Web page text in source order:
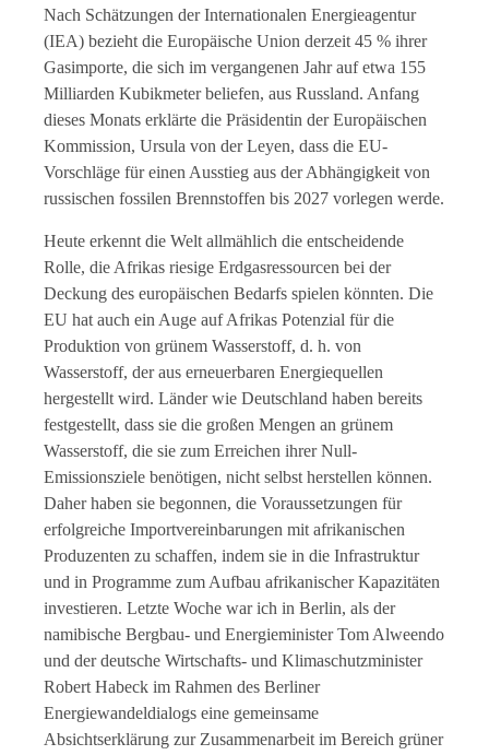
Nach Schätzungen der Internationalen Energieagentur
(IEA) bezieht die Europäische Union derzeit 45 % ihrer
Gasimporte, die sich im vergangenen Jahr auf etwa 155
Milliarden Kubikmeter beliefen, aus Russland. Anfang
dieses Monats erklärte die Präsidentin der Europäischen
Kommission, Ursula von der Leyen, dass die EU-
Vorschläge für einen Ausstieg aus der Abhängigkeit von
russischen fossilen Brennstoffen bis 2027 vorlegen werde.
Heute erkennt die Welt allmählich die entscheidende
Rolle, die Afrikas riesige Erdgasressourcen bei der
Deckung des europäischen Bedarfs spielen könnten. Die
EU hat auch ein Auge auf Afrikas Potenzial für die
Produktion von grünem Wasserstoff, d. h. von
Wasserstoff, der aus erneuerbaren Energiequellen
hergestellt wird. Länder wie Deutschland haben bereits
festgestellt, dass sie die großen Mengen an grünem
Wasserstoff, die sie zum Erreichen ihrer Null-
Emissionsziele benötigen, nicht selbst herstellen können.
Daher haben sie begonnen, die Voraussetzungen für
erfolgreiche Importvereinbarungen mit afrikanischen
Produzenten zu schaffen, indem sie in die Infrastruktur
und in Programme zum Aufbau afrikanischer Kapazitäten
investieren. Letzte Woche war ich in Berlin, als der
namibische Bergbau- und Energieminister Tom Alweendo
und der deutsche Wirtschafts- und Klimaschutzminister
Robert Habeck im Rahmen des Berliner
Energiewandeldialogs eine gemeinsame
Absichtserklärung zur Zusammenarbeit im Bereich grüner